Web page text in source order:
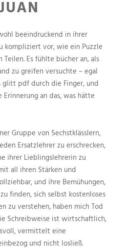
beeindruckend in ihrer
kompliziert vor, wie ein Puzzle
Es fühlte bücher an, als
zu greifen versuchte – egal
pdf durch die Finger, und
an das, was hätte
Gruppe von Sechstklässlern,
Ersatzlehrer zu erschrecken,
ihrer Lieblingslehrerin zu
all ihren Stärken und
und ihre Bemühungen,
finden, sich selbst kostenloses
zu verstehen, haben mich Tod
Schreibweise ist wirtschaftlich,
vermittelt eine
und nicht losließ.